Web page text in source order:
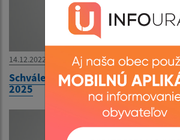
14.12.2022
Schválený rozpočet na rok 2023,
2025